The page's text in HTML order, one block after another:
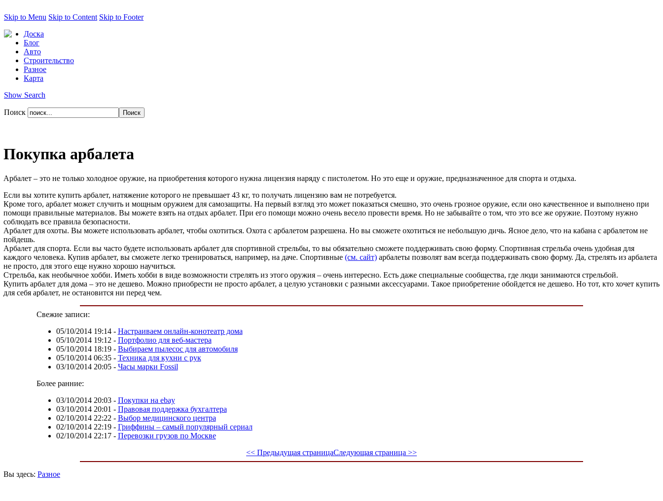
Skip to Menu Skip to Content Skip to Footer
Доска
Блог
Авто
Строительство
Разное
Карта
Show Search
Поиск
Покупка арбалета
Арбалет – это не только холодное оружие, на приобретения которого нужна лицензия наряду с пистолетом. Но это еще и оружие, предназначенное для спорта и отдыха.
Если вы хотите купить арбалет, натяжение которого не превышает 43 кг, то получать лицензию вам не потребуется.
Кроме того, арбалет может случить и мощным оружием для самозащиты. На первый взгляд это может показаться смешно, это очень грозное оружие, если оно качественное и выполнено при
помощи правильные материалов. Вы можете взять на отдых арбалет. При его помощи можно очень весело провести время. Но не забывайте о том, что это все же оружие. Поэтому нужно
соблюдать все правила безопасности.
Арбалет для охоты. Вы можете использовать арбалет, чтобы охотиться. Охота с арбалетом разрешена. Но вы сможете охотиться не небольшую дичь. Ясное дело, что на кабана с арбалетом не
пойдешь.
Арбалет для спорта. Если вы часто будете использовать арбалет для спортивной стрельбы, то вы обязательно сможете поддерживать свою форму. Спортивная стрельба очень удобная для
каждого человека. Купив арбалет, вы сможете легко тренироваться, например, на даче. Спортивные (см. сайт) арбалеты позволят вам всегда поддерживать свою форму. Да, стрелять из арбалета
не просто, для этого еще нужно хорошо научиться.
Стрельба, как необычное хобби. Иметь хобби в виде возможности стрелять из этого оружия – очень интересно. Есть даже специальные сообщества, где люди занимаются стрельбой.
Купить арбалет для дома – это не дешево. Можно приобрести не просто арбалет, а целую установки с разными аксессуарами. Такое приобретение обойдется не дешево. Но тот, кто хочет купить
для себя арбалет, не остановится ни перед чем.
Свежие записи:
05/10/2014 19:14- Настраиваем онлайн-конотеатр дома
05/10/2014 19:12 - Портфолио для веб-мастера
05/10/2014 18:19- Выбираем пылесос для автомобиля
05/10/2014 06:35- Техника для кухни с рук
03/10/2014 20:05- Часы марки Fossil
Более ранние:
03/10/2014 20:03- Покупки на ebay
03/10/2014 20:01 - Правовая поддержка бухгалтера
02/10/2014 22:22 - Выбор медицинского центра
02/10/2014 22:19- Гриффины – самый популярный сериал
02/10/2014 22:17- Перевозки грузов по Москве
<< Предыдущая страницаСледующая страница >>
Вы здесь: Разное